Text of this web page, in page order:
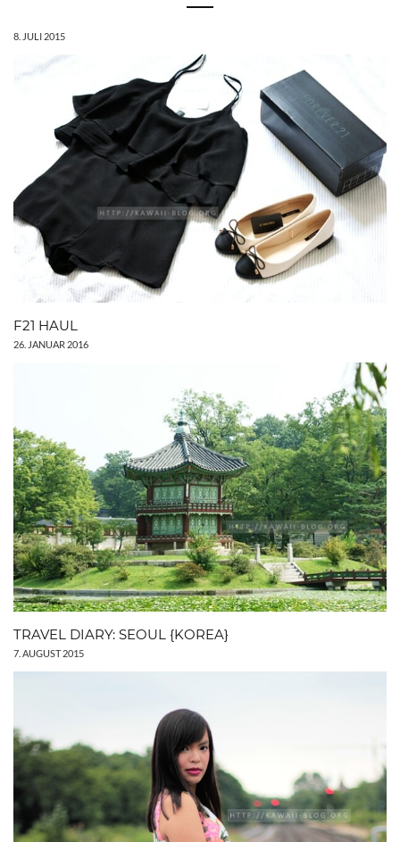
8. JULI 2015
F21 HAUL
26. JANUAR 2016
TRAVEL DIARY: SEOUL {KOREA}
7. AUGUST 2015